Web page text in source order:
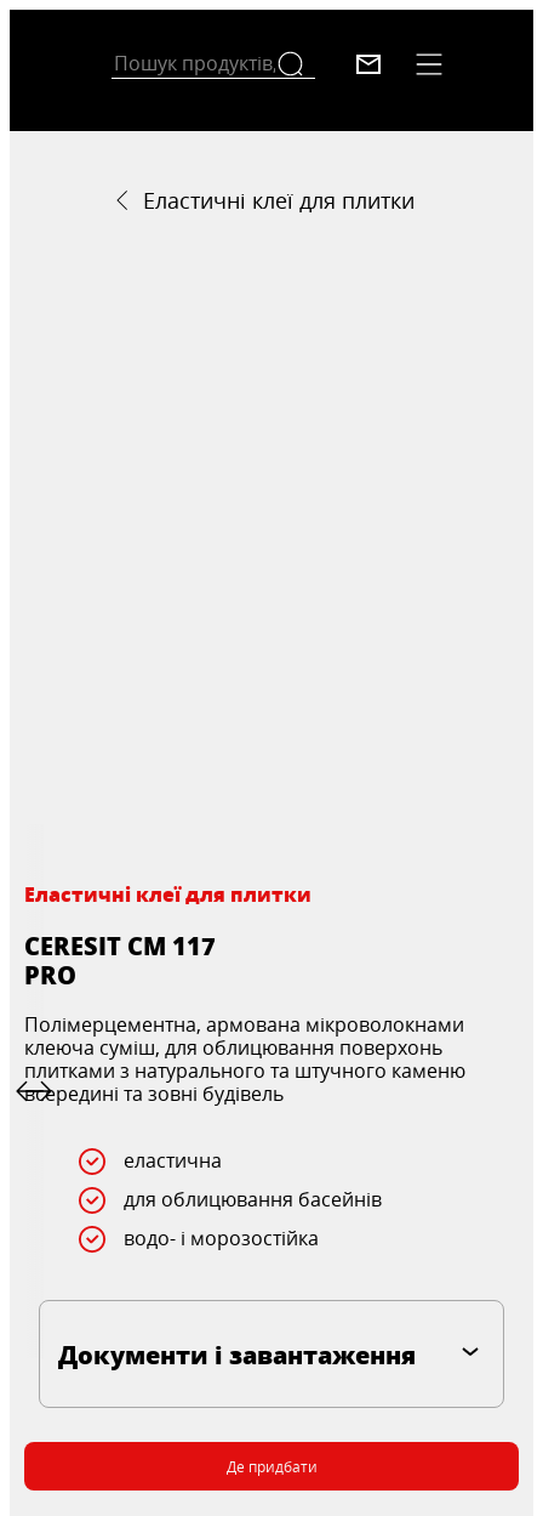
Еластичні клеї для плитки
Еластичні клеї для плитки
CERESIT CM 117
PRO
Полімерцементна, армована мікроволокнами
клеюча суміш, для облицювання поверхонь
плитками з натурального та штучного каменю
всередині та зовні будівель
еластична
для облицювання басейнів
водо- і морозостійка
Документи і завантаження
Де придбати